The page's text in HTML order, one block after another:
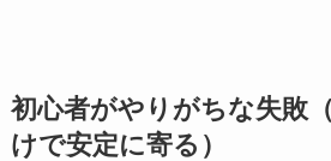
初心者がやりがちな失敗
けで安定に寄る）